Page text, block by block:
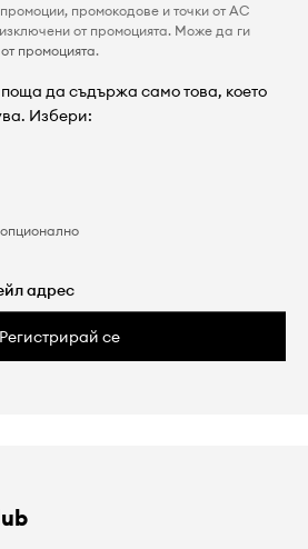
промокодове и точки от AC
от промоцията. Може да ги
промоцията.
да съдържа само това, което
Избери:
Регистрирай се